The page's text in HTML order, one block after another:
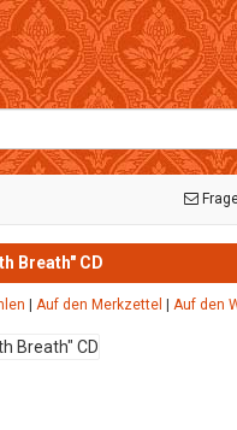
Breath" CD
| Auf den Merkzettel | Auf den